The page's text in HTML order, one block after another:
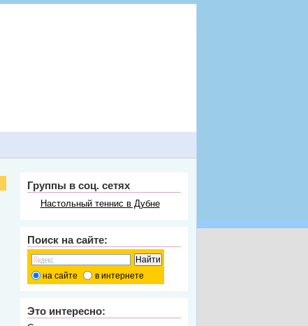
Группы в соц. сетях
Настольный теннис в Дубне
Поиск на сайте:
на сайте в интернете
Это интересно: